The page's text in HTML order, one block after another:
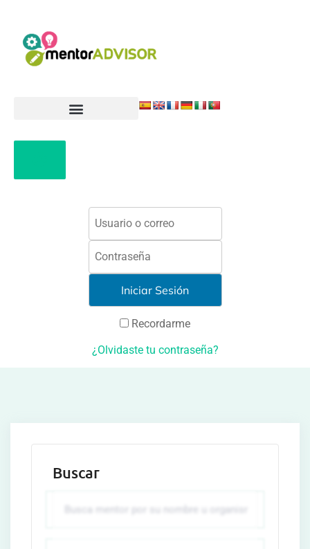
Recordarme
¿Olvidaste tu contraseña?
Buscar